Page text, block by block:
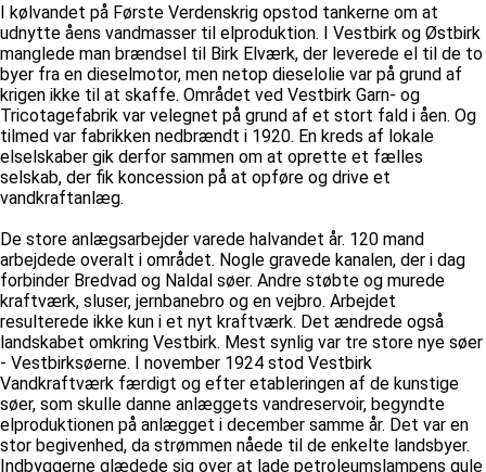
I kølvandet på Første Verdenskrig opstod tankerne om at
udnytte åens vandmasser til elproduktion. I Vestbirk og Østbirk
manglede man brændsel til Birk Elværk, der leverede el til de to
byer fra en dieselmotor, men netop dieselolie var på grund af
krigen ikke til at skaffe. Området ved Vestbirk Garn- og
Tricotagefabrik var velegnet på grund af et stort fald i åen. Og
tilmed var fabrikken nedbrændt i 1920. En kreds af lokale
elselskaber gik derfor sammen om at oprette et fælles
selskab, der fik koncession på at opføre og drive et
vandkraftanlæg.
De store anlægsarbejder varede halvandet år. 120 mand
arbejdede overalt i området. Nogle gravede kanalen, der i dag
forbinder Bredvad og Naldal søer. Andre støbte og murede
kraftværk, sluser, jernbanebro og en vejbro. Arbejdet
resulterede ikke kun i et nyt kraftværk. Det ændrede også
landskabet omkring Vestbirk. Mest synlig var tre store nye søer
- Vestbirksøerne. I november 1924 stod Vestbirk
Vandkraftværk færdigt og efter etableringen af de kunstige
søer, som skulle danne anlæggets vandreservoir, begyndte
elproduktionen på anlægget i december samme år. Det var en
stor begivenhed, da strømmen nåede til de enkelte landsbyer.
Indbyggerne glædede sig over at lade petroleumslampens gule